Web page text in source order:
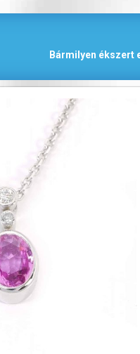
Bármilyen ékszert